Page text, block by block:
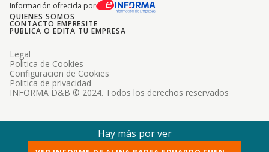
Información ofrecida por
QUIENES SOMOS
CONTACTO EMPRESITE
PUBLICA O EDITA TU EMPRESA
INFORMA D&B © 2024. Todos los derechos reservados
Legal
Politica de Cookies
Configuracion de Cookies
Politica de privacidad
Hay más por ver